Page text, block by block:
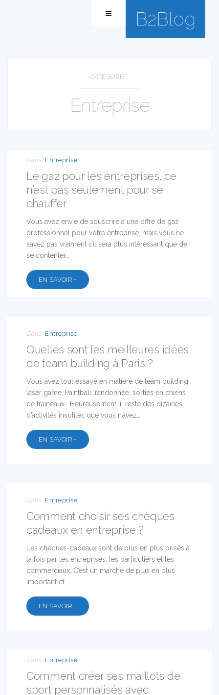
B2Blog
CATÉGORIE :
Entreprise
NOV 02 2017
Dans Entreprise
Le gaz pour les entreprises, ce
n’est pas seulement pour se
chauffer
Vous avez envie de souscrire à une offre de gaz
professionnel pour votre entreprise, mais vous ne
savez pas vraiment s’il sera plus intéressant que de
se contenter…
EN SAVOIR +
Dans Entreprise
Quelles sont les meilleures idées
de team building à Paris ?
Vous avez tout essayé en matière de team building :
laser game, Paintball, randonnée, sorties en chiens
de traineaux… Heureusement, il reste des dizaines
d’activités insolites que vous n’avez…
EN SAVOIR +
Dans Entreprise
Comment choisir ses chèques
cadeaux en entreprise ?
Les chèques-cadeaux sont de plus en plus prisés à
la fois par les entreprises, les particuliers et les
commerciaux. C’est un marché de plus en plus
important et…
EN SAVOIR +
JUIN 14 2017
Dans Entreprise
Comment créer ses maillots de
sport personnalisés avec